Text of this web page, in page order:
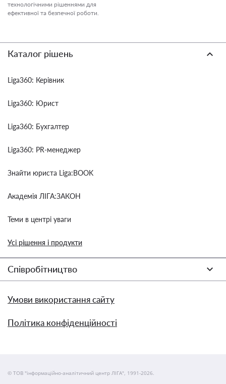
технологічними рішеннями для
ефективної та безпечної роботи.
Каталог рішень
Liga360: Керівник
Liga360: Юрист
Liga360: Бухгалтер
Liga360: PR-менеджер
Знайти юриста Liga:BOOK
Академія ЛІГА:ЗАКОН
Теми в центрі уваги
Усі рішення і продукти
Співробітництво
Умови використання сайту
Політика конфіденційності
© ТОВ "інформаційно-аналітичний центр ЛІГА", 1991-2026.